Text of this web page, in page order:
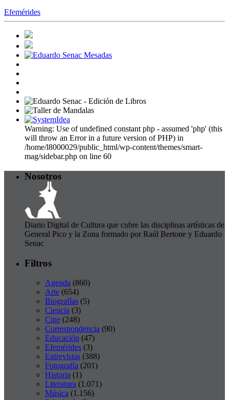
Efemérides
Warning: Use of undefined constant php - assumed 'php' (this
will throw an Error in a future version of PHP) in
/home/l8000029/public_html/wp-content/themes/smart-
mag/sidebar.php on line 60
Nosotros
Diario Digital de Cultura que cubre las disciplinas artísticas de
General Pico y la Zona formado por Raúl Bertone y Eduardo
Senac
Filtros
Agenda (860)
Arte (654)
Biografías (5)
Ciencia (3)
Cine (248)
Correspondencia (90)
Educación (47)
Efemérides (3)
Entrevistas (388)
Fotografía (201)
Historia (1)
Literatura (1.071)
Música (1.156)